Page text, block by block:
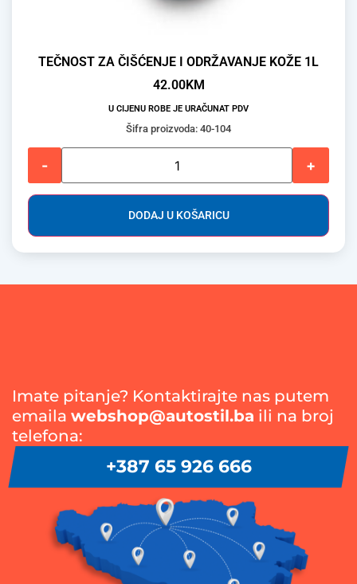
TEČNOST ZA ČIŠĆENJE I ODRŽAVANJE KOŽE 1L
42.00KM
U CIJENU ROBE JE URAČUNAT PDV
Šifra proizvoda: 40-104
- +
DODAJ U KOŠARICU
Imate pitanje? Kontaktirajte nas putem
emaila webshop@autostil.ba ili na broj
telefona:
+387 65 926 666